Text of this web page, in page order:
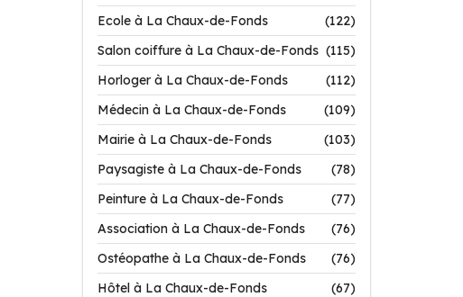
Ecole à La Chaux-de-Fonds
(122)
Salon coiffure à La Chaux-de-Fonds (115)
Horloger à La Chaux-de-Fonds
(112)
Médecin à La Chaux-de-Fonds
(109)
Mairie à La Chaux-de-Fonds
(103)
Paysagiste à La Chaux-de-Fonds
(78)
Peinture à La Chaux-de-Fonds
(77)
Association à La Chaux-de-Fonds
(76)
Ostéopathe à La Chaux-de-Fonds
(76)
Hôtel à La Chaux-de-Fonds
(67)